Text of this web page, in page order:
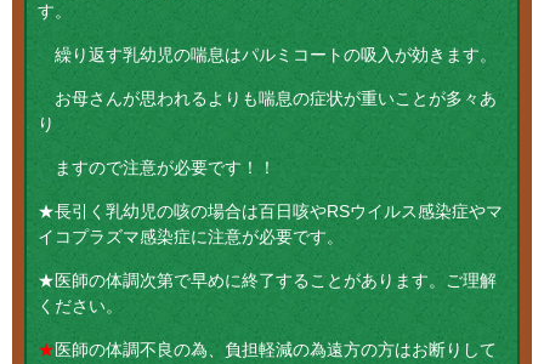
す。
繰り返す乳幼児の喘息はパルミコートの吸入が効きます。
お母さんが思われるよりも喘息の症状が重いことが多々あ
り
ますので注意が必要です！！
★長引く乳幼児の咳の場合は百日咳やRSウイルス感染症やマ
イコプラズマ感染症に注意が必要です。
★医師の体調次第で早めに終了することがあります。ご理解
ください。
★医師の体調不良の為、負担軽減の為遠方の方はお断りして